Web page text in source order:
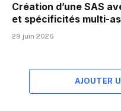
Création d’une SAS
et spécificités multi-
29 juin 2026
AJOUTER